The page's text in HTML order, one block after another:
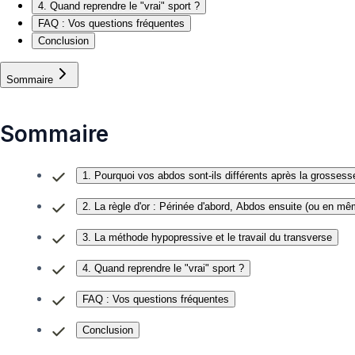
4. Quand reprendre le "vrai" sport ?
FAQ : Vos questions fréquentes
Conclusion
Sommaire
Sommaire
1. Pourquoi vos abdos sont-ils différents après la
2. La règle d'or : Périnée d'abord, Abdos ensuite (ou en
3. La méthode hypopressive et le travail du transverse
4. Quand reprendre le "vrai" sport ?
FAQ : Vos questions fréquentes
Conclusion